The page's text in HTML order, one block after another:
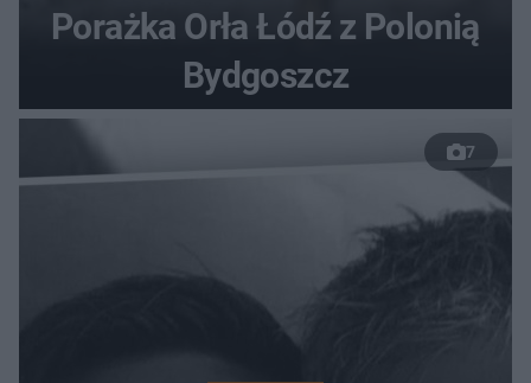
Porażka Orła Łódź z Polonią
Bydgoszcz
7